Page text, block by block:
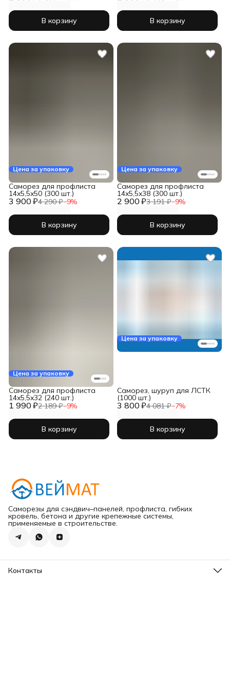
В корзину В корзину
Цена за упаковку
3 900 ₽4 290 ₽−9%
Саморез для профлиста
14x5,5x50 (300 шт.)
В корзину
Цена за упаковку
2 900 ₽3 191 ₽−9%
Саморез для профлиста
14x5,5x38 (300 шт.)
В корзину
Цена за упаковку
1 990 ₽2 189 ₽−9%
Саморез для профлиста
14x5,5x32 (240 шт.)
В корзину
Цена за упаковку
3 800 ₽4 081 ₽−7%
Саморез, шуруп для ЛСТК
(1000 шт.)
В корзину
Саморезы для сэндвич–панелей, профлиста, гибких
кровель, бетона и другие крепежные системы,
применяемые в строительстве.
Контакты